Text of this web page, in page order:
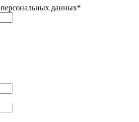
персональных данных*